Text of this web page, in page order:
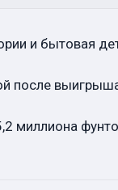
и бытовая
после
миллиона